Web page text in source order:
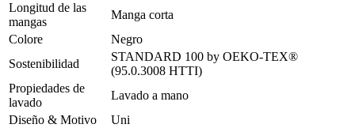
Longitud de las
mangas
Manga corta
Colore
Negro
Sostenibilidad
STANDARD 100 by OEKO-TEX®
(95.0.3008 HTTI)
Propiedades de
lavado
Lavado a mano
Diseño & Motivo
Uni